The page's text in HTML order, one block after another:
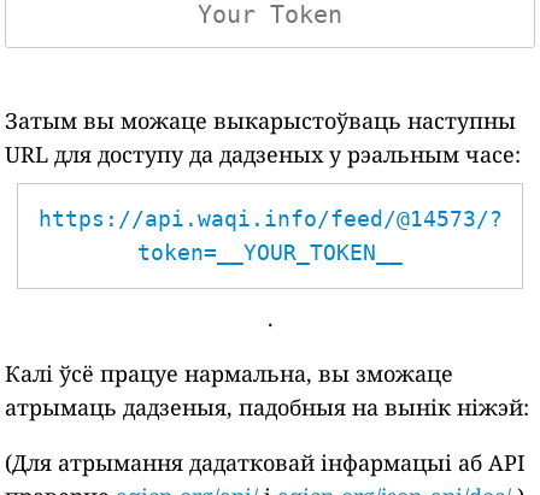
Затым вы можаце выкарыстоўваць наступны
URL для доступу да дадзеных у рэальным часе:
https://api.waqi.info/feed/@14573/?
token=__YOUR_TOKEN__
.
Калі ўсё працуе нармальна, вы зможаце
атрымаць дадзеныя, падобныя на вынік ніжэй:
(Для атрымання дадатковай інфармацыі аб API